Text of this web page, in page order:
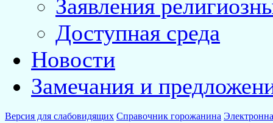
Заявления
Доступная среда
Новости
Замечания и
Версия для слабовидящих Справочник горожанина